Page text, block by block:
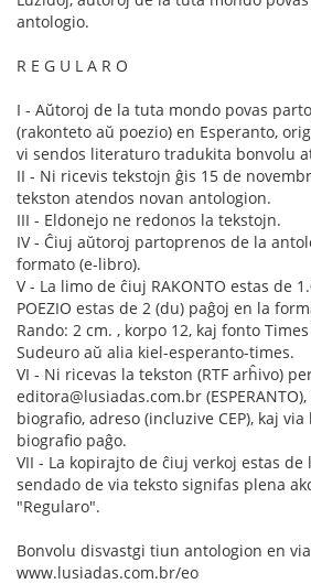
antologio.
R E G U L A R O
I - Aŭtoroj de la tuta mondo povas
(rakonteto aŭ poezio) en Esperanto,
vi sendos literaturo tradukita bonvolu
II - Ni ricevis tekstojn ĝis 15 de
tekston atendos novan antologion.
III - Eldonejo ne redonos la tekstojn.
IV - Ĉiuj aŭtoroj partoprenos de la
formato (e-libro).
V - La limo de ĉiuj RAKONTO estas de
POEZIO estas de 2 (du) paĝoj en la
Rando: 2 cm. , korpo 12, kaj fonto
Sudeuro aŭ alia kiel-esperanto-times.
VI - Ni ricevas la tekston (RTF arĥivo)
editora@lusiadas.com.br
biografio, adreso (incluzive CEP), kaj
biografio paĝo.
VII - La kopirajto de ĉiuj verkoj estas de
sendado de via teksto signifas plena
"Regularo".
Bonvolu disvastgi tiun antologion en
www.lusiadas.com.br/eo